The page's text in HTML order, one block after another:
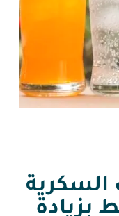
السكرية
بزيادة